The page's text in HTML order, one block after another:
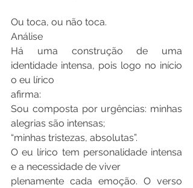
Ou toca, ou não toca.
Análise
Há uma construção de uma
identidade intensa, pois logo no início
o eu lírico
afirma:
Sou composta por urgências: minhas
alegrias são intensas;
“minhas tristezas, absolutas”.
O eu lírico tem personalidade intensa
e a necessidade de viver
plenamente cada emoção. O verso